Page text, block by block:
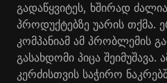
გადაწყვიტეს, ხშირად
პროდუქტებზე უარის თქმა.
კომპანიამ ამ პრობლემის
გასახდომი პიცა
კერძისთვის საჭირო